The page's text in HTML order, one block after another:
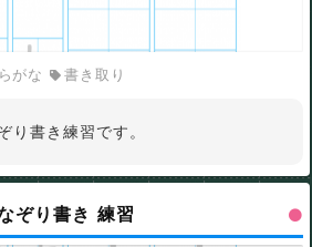
がな 書き取り
り書き練習です。
ぞり書き 練習